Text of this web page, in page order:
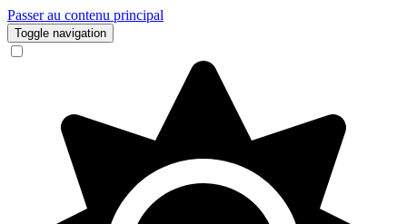
Passer au contenu principal
Toggle navigation